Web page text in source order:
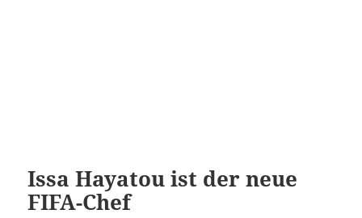
Issa Hayatou ist der neue
FIFA-Chef